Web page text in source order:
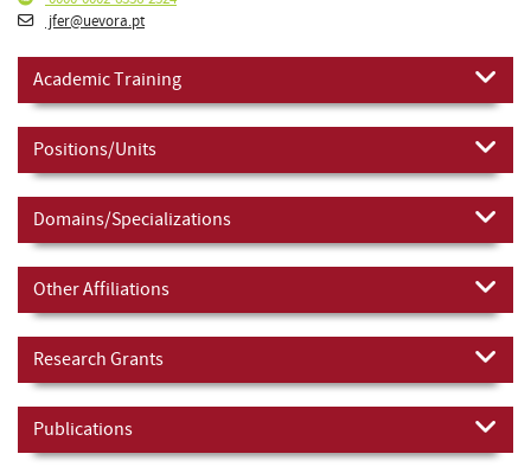
jfer@uevora.pt
Academic Training
Positions/Units
Domains/Specializations
Other Affiliations
Research Grants
Publications